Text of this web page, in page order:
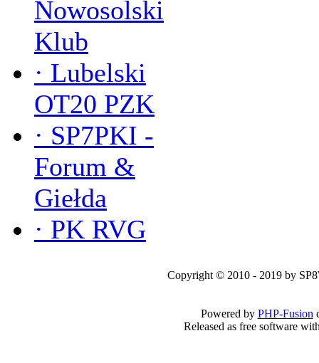
Nowosolski
Klub
· Lubelski
OT20 PZK
· SP7PKI -
Forum &
Giełda
· PK RVG
Copyright © 2010 - 2019 by
Powered by PHP-Fusion
Released as free software